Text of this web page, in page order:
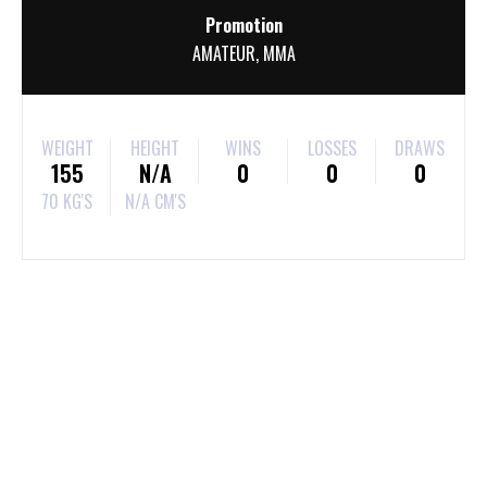
Promotion
AMATEUR, MMA
WEIGHT
155
70 KG'S
HEIGHT
N/A
N/A CM'S
WINS
0
LOSSES
0
DRAWS
0